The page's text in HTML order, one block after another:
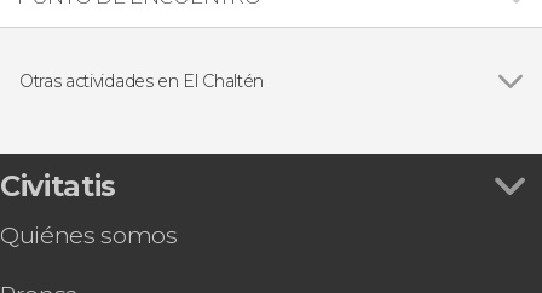
Otras actividades en El Chaltén
Excursión al Lago del Desierto por libre
Senderismo por la Laguna Torre
Excursión al Lago del Desierto
Civitatis
Quiénes somos